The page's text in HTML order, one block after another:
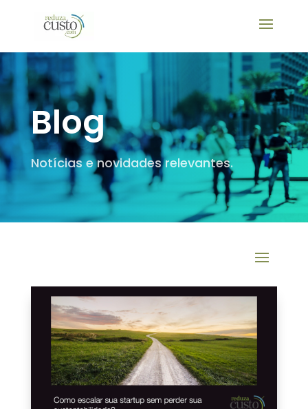
Blog
Notícias e novidades relevantes.